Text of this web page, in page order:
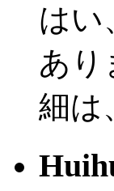
はい
あり
細は